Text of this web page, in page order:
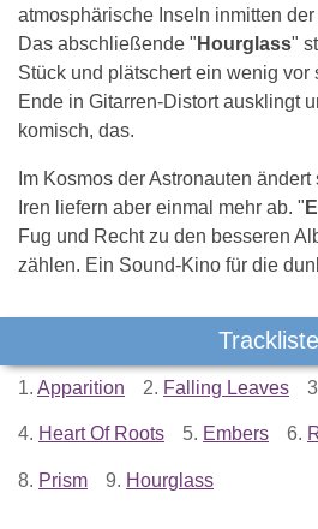
atmosphärische Inseln inmitten
Das abschließende " Hourglass"
Stück und plätschert ein wenig vor
Ende in Gitarren-Distort ausklingt
komisch, das.
Im Kosmos der Astronauten
Iren liefern aber einmal mehr ab. "
Fug und Recht zu den besseren
zählen. Ein Sound-Kino für die
Trackliste
1. Apparition 2. Falling Leaves
4. Heart Of Roots 5. Embers 6.
8. Prism 9. Hourglass